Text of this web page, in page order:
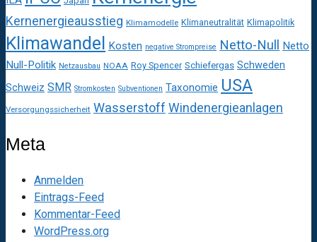
Kernenergieausstieg Klimamodelle Klimaneutralität Klimapolitik
Klimawandel Kosten negative Strompreise Netto-Null Netto
Null-Politik Netzausbau NOAA Roy Spencer Schiefergas Schweden
Schweiz SMR Stromkosten Subventionen Taxonomie USA
Versorgungssicherheit Wasserstoff Windenergieanlagen
Meta
Anmelden
Eintrags-Feed
Kommentar-Feed
WordPress.org